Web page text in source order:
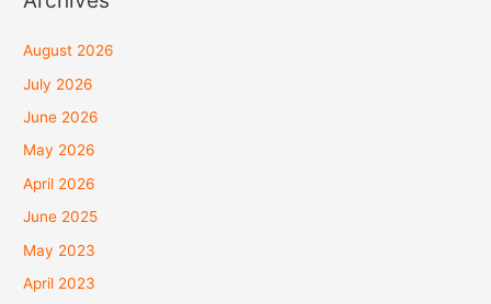
August 2026
July 2026
June 2026
May 2026
April 2026
June 2025
May 2023
April 2023